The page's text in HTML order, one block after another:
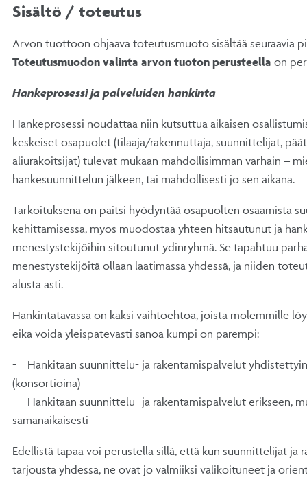
Sisältö / toteutus
Arvon tuottoon ohjaava toteutusmuoto sisältää seuraavia
Toteutusmuodon valinta arvon tuoton perusteella on
Hankeprosessi ja palveluiden hankinta
Hankeprosessi noudattaa niin kutsuttua aikaisen
keskeiset osapuolet (tilaaja/rakennuttaja, suunnittelijat,
aliurakoitsijat) tulevat mukaan mahdollisimman varhain –
hankesuunnittelun jälkeen, tai mahdollisesti jo sen aikana.
Tarkoituksena on paitsi hyödyntää osapuolten osaamista
kehittämisessä, myös muodostaa yhteen hitsautunut ja
menestystekijöihin sitoutunut ydinryhmä. Se tapahtuu
menestystekijöitä ollaan laatimassa yhdessä, ja niiden
alusta asti.
Hankintatavassa on kaksi vaihtoehtoa, joista molemmille
eikä voida yleispätevästi sanoa kumpi on parempi:
- Hankitaan suunnittelu- ja rakentamispalvelut
(konsortioina)
- Hankitaan suunnittelu- ja rakentamispalvelut erikseen,
samanaikaisesti
Edellistä tapaa voi perustella sillä, että kun suunnittelijat ja
tarjousta yhdessä, ne ovat jo valmiiksi valikoituneet ja